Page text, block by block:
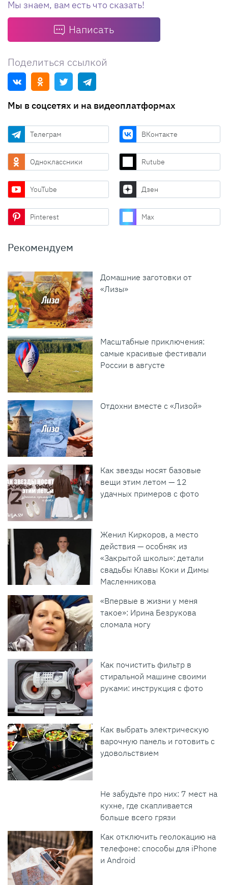
Мы знаем, вам есть что сказать!
Написать
Поделиться ссылкой
Мы в соцсетях и на видеоплатформах
Телеграм ВКонтакте
Одноклассники Rutube
YouTube Дзен
Pinterest Max
Рекомендуем
Домашние заготовки от
«Лизы»
Масштабные приключения:
самые красивые фестивали
России в августе
Отдохни вместе с «Лизой»
Как звезды носят базовые
вещи этим летом — 12
удачных примеров с фото
Женил Киркоров, а место
действия — особняк из
«Закрытой школы»: детали
свадьбы Клавы Коки и Димы
Масленникова
«Впервые в жизни у меня
такое»: Ирина Безрукова
сломала ногу
Как почистить фильтр в
стиральной машине своими
руками: инструкция с фото
Как выбрать электрическую
варочную панель и готовить с
удовольствием
Не забудьте про них: 7 мест на
кухне, где скапливается
больше всего грязи
Как отключить геолокацию на
телефоне: способы для iPhone
и Android